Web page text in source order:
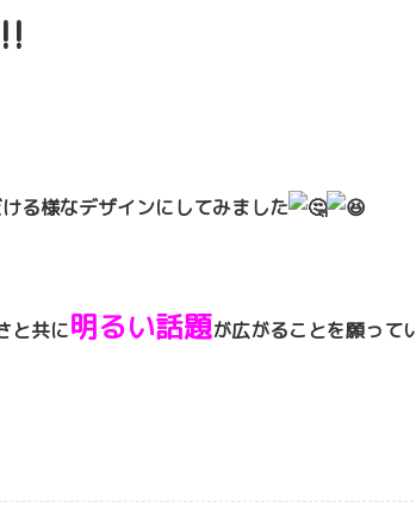
‼
る様なデザインにしてみました
と共に明るい話題が広がることを願って